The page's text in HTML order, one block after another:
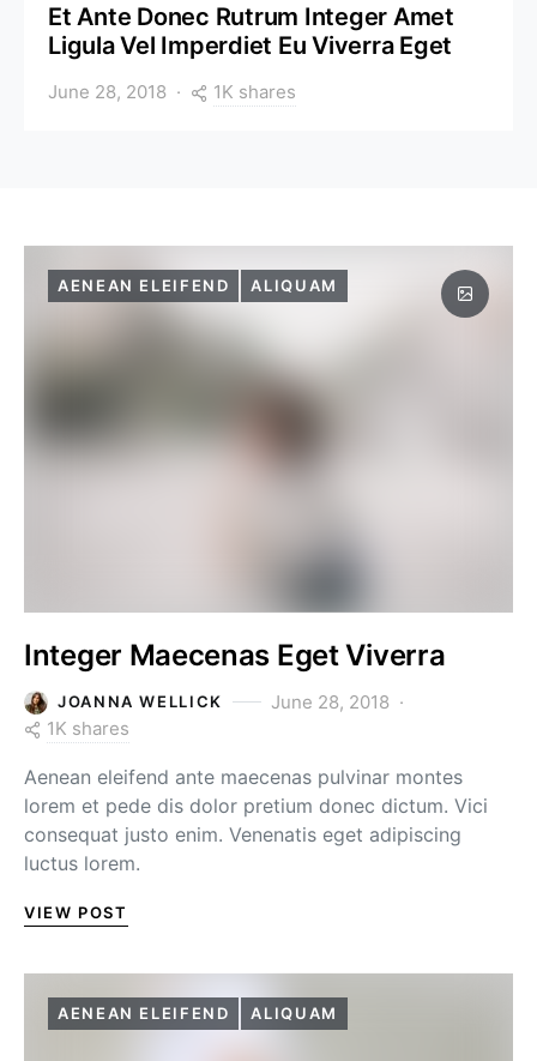
Et Ante Donec Rutrum Integer Amet
Ligula Vel Imperdiet Eu Viverra Eget
June 28, 2018 1K shares
AENEAN ELEIFEND ALIQUAM
Integer Maecenas Eget Viverra
JOANNA WELLICK
June 28, 2018
1K shares
Aenean eleifend ante maecenas pulvinar montes
lorem et pede dis dolor pretium donec dictum. Vici
consequat justo enim. Venenatis eget adipiscing
luctus lorem.
VIEW POST
AENEAN ELEIFEND ALIQUAM